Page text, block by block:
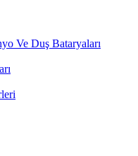
Ve Duş Bataryaları